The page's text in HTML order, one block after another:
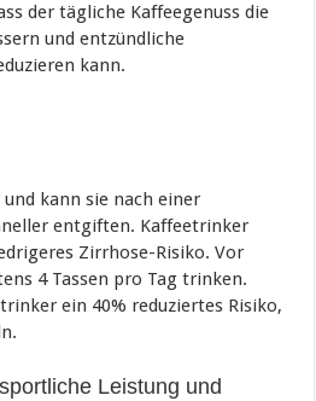
der tägliche Kaffeegenuss die
und entzündliche
kann.
kann sie nach einer
entgiften. Kaffeetrinker
Zirrhose-Risiko. Vor
4 Tassen pro Tag trinken.
ein 40% reduziertes Risiko,
Leistung und